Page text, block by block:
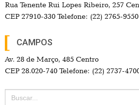
Rua Tenente Rui Lopes Ribeiro, 257
CEP 27910-330 Telefone: (22) 2765-
CAMPOS
Av. 28 de Março, 485 Centro
CEP 28.020-740 Telefone: (22) 2737-
Search
for: